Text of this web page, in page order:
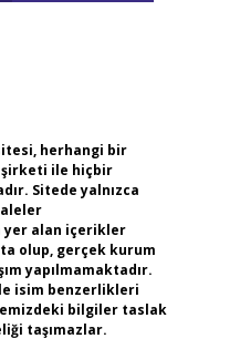
herhangi bir
şirketi ile hiçbir
Sitede yalnızca
yer alan içerikler
olup, gerçek kurum
yapılmamaktadır.
isim benzerlikleri
bilgiler taslak
taşımazlar.